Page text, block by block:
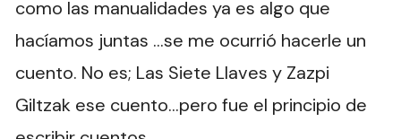
como las manualidades ya es algo que
hacíamos juntas …se me ocurrió hacerle un
cuento. No es; Las Siete Llaves y Zazpi
Giltzak ese cuento…pero fue el principio de